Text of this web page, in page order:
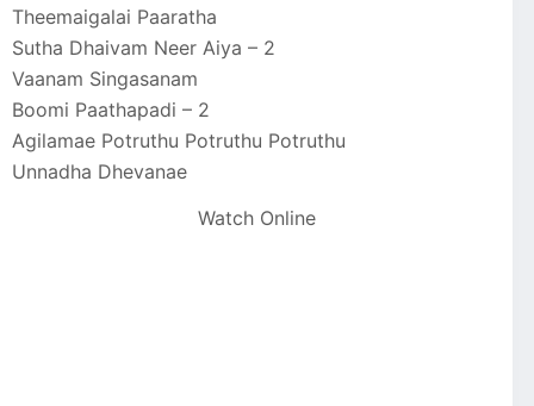
Theemaigalai Paaratha
Sutha Dhaivam Neer Aiya – 2
Vaanam Singasanam
Boomi Paathapadi – 2
Agilamae Potruthu Potruthu Potruthu
Unnadha Dhevanae
Watch Online